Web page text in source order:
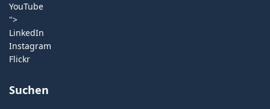
YouTube
">
LinkedIn
Instagram
Flickr
Suchen